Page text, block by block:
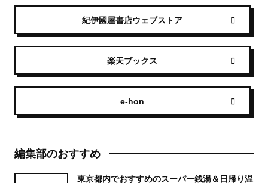
紀伊國屋書店ウェブストア
楽天ブックス
e-hon
編集部のおすすめ
東京都内でおすすめのスーパー銭湯＆日帰り温